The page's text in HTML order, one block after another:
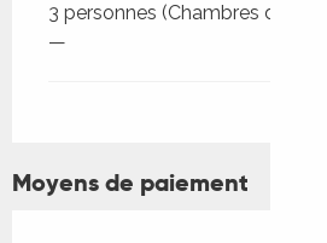
3 personnes (Chambres d'hôtes)
—
Moyens de paiement